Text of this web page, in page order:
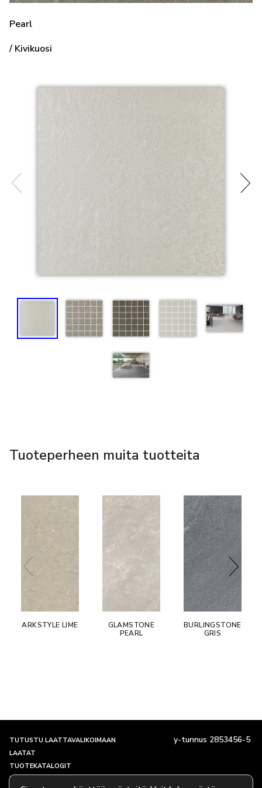
Pearl
/ Kivikuosi
Tuoteperheen muita tuotteita
ARKSTYLE LIME
GLAMSTONE
PEARL
BURLINGSTONE
GRIS
TUTUSTU LAATTAVALIKOIMAAN
LAATAT
TUOTEKATALOGIT
SHOWROOM JA YHTEYSTIEDOT
y-tunnus 2853456-5